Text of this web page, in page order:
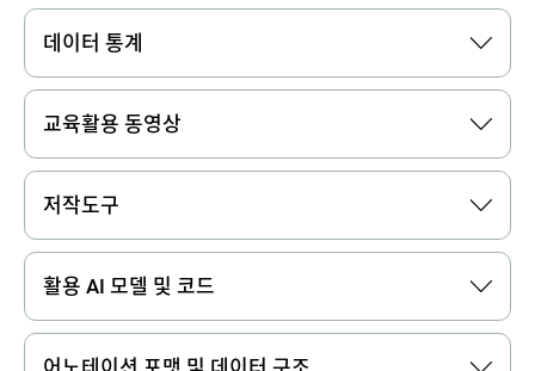
데이터 통계
교육활용 동영상
저작도구
활용 AI 모델 및 코드